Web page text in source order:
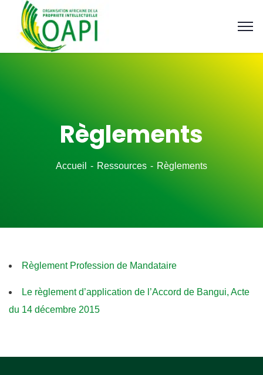
Règlements
Accueil Ressources Règlements
Règlement Profession de Mandataire
Le règlement d’application de l’Accord de Bangui, Acte
du 14 décembre 2015